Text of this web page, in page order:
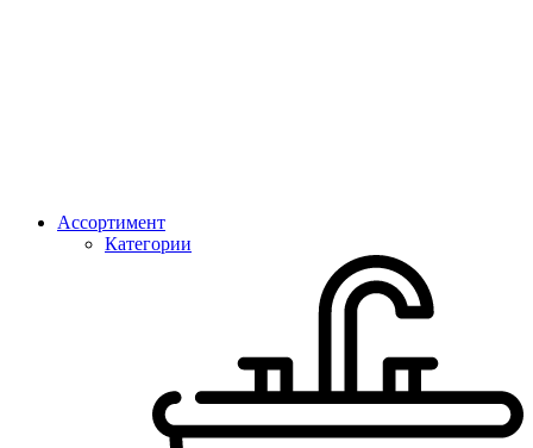
Ассортимент
Категории